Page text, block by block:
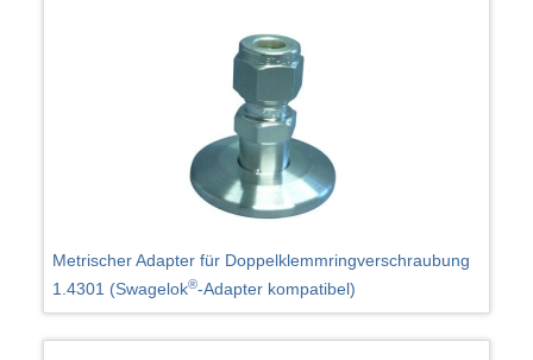
Metrischer Adapter für Doppelklemmringverschraubung
1.4301 (Swagelok®-Adapter kompatibel)